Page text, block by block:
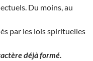
Du moins, au
par les lois spirituelles
déjà formé.